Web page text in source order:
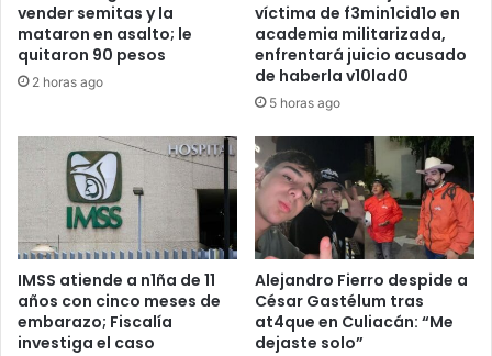
vender semitas y la
mataron en asalto; le
quitaron 90 pesos
2 horas ago
víctima de f3min1cid1o en
academia militarizada,
enfrentará juicio acusado
de haberla v10lad0
5 horas ago
IMSS atiende a n1ña de 11
años con cinco meses de
embarazo; Fiscalía
investiga el caso
Alejandro Fierro despide a
César Gastélum tras
at4que en Culiacán: “Me
dejaste solo”